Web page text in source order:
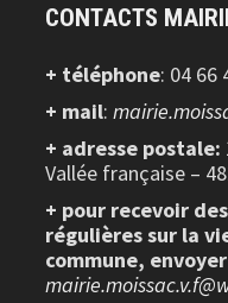
CONTACTS
+ téléphone: 04 66
+ mail:
+ adresse postale:
Vallée française –
+ pour recevoir
régulières sur la
commune,